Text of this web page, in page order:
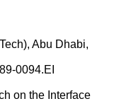
Abu Dhabi,
0094.EI
on the Interface